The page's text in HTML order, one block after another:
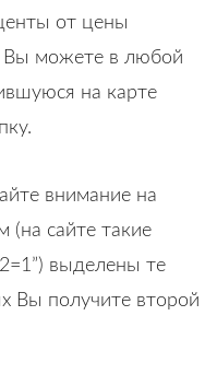
от цены
Вы можете в любой
на карте
внимание на
сайте такие
выделены те
Вы получите второй